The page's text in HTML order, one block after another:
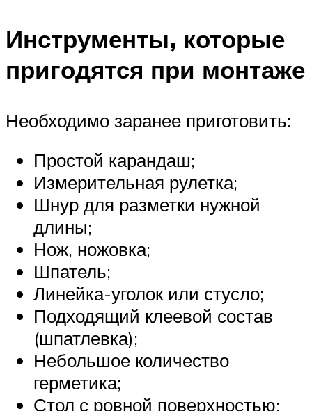
Инструменты, которые
пригодятся при монтаже
Необходимо заранее приготовить:
Простой карандаш;
Измерительная рулетка;
Шнур для разметки нужной
длины;
Нож, ножовка;
Шпатель;
Линейка-уголок или стусло;
Подходящий клеевой состав
(шпатлевка);
Небольшое количество
герметика;
Стол с ровной поверхностью;